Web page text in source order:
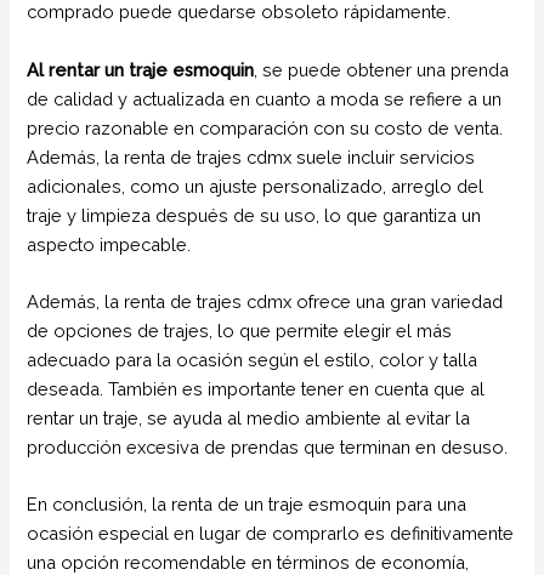
comprado puede quedarse obsoleto rápidamente.
Al rentar un traje esmoquin , se puede obtener una prenda
de calidad y actualizada en cuanto a moda se refiere a un
precio razonable en comparación con su costo de venta.
Además, la renta de trajes cdmx suele incluir servicios
adicionales, como un ajuste personalizado, arreglo del
traje y limpieza después de su uso, lo que garantiza un
aspecto impecable.
Además, la renta de trajes cdmx ofrece una gran variedad
de opciones de trajes, lo que permite elegir el más
adecuado para la ocasión según el estilo, color y talla
deseada. También es importante tener en cuenta que al
rentar un traje, se ayuda al medio ambiente al evitar la
producción excesiva de prendas que terminan en desuso.
En conclusión, la renta de un traje esmoquin para una
ocasión especial en lugar de comprarlo es definitivamente
una opción recomendable en términos de economía,